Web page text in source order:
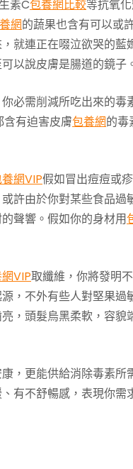
素C包養網比較等抗氧
網的蔬果也含有可以或
就連正在啜泣欲哭的
以說皮膚是腸道的鏡子
必需削減所吃出來的
有迫害皮膚包養網的毒
網VIP假如冒出痘痘或
許由於你對某些食品
聲響。假如你的身材用
VIP取纖維，你將發明
，不外有些人對堅果過
，頭髮烏黑柔軟，容
，更能供給消除毒素所
有不舒暢感，表現你